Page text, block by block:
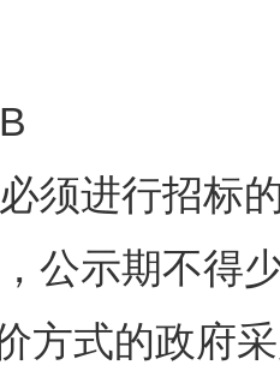
必须进行招标
公示期不得
方式的政府